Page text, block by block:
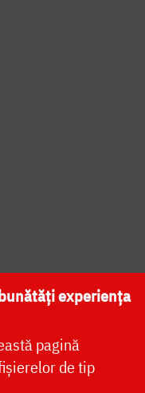
NAȚIONALĂ
experiența
pagină
de tip